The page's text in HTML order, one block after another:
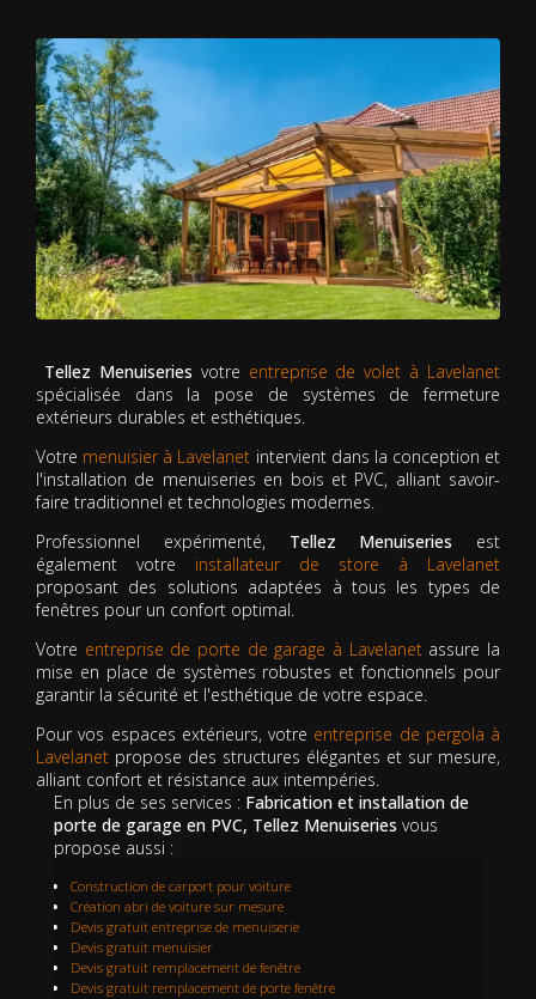
Tellez Menuiseries votre entreprise de volet à Lavelanet
spécialisée dans la pose de systèmes de fermeture
extérieurs durables et esthétiques.
Votre menuisier à Lavelanet intervient dans la conception et
l'installation de menuiseries en bois et PVC, alliant savoir-
faire traditionnel et technologies modernes.
Professionnel expérimenté, Tellez Menuiseries est
également votre installateur de store à Lavelanet
proposant des solutions adaptées à tous les types de
fenêtres pour un confort optimal.
Votre entreprise de porte de garage à Lavelanetassure la
mise en place de systèmes robustes et fonctionnels pour
garantir la sécurité et l'esthétique de votre espace.
Pour vos espaces extérieurs, votre entreprise de pergola à
Lavelanet propose des structures élégantes et sur mesure,
alliant confort et résistance aux intempéries.
En plus de ses services : Fabrication et installation de
porte de garage en PVC, Tellez Menuiseries vous
propose aussi :
Construction de carport pour voiture
Création abri de voiture sur mesure
Devis gratuit entreprise de menuiserie
Devis gratuit menuisier
Devis gratuit remplacement de fenêtre
Devis gratuit remplacement de porte fenêtre